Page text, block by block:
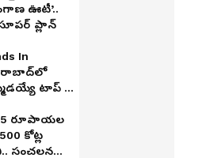
ఊటీ’..
ప్లాన్
In
టాప్ 5
5 రూపాయల
కోట్ల
సంచలన